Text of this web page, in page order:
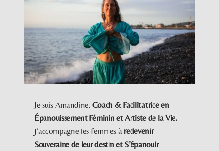
Je suis Amandine, Coach & Facilitatrice en
Épanouissement Féminin et Artiste de la Vie.
J’accompagne les femmes à redevenir
Souveraine de leur destin et S’épanouir